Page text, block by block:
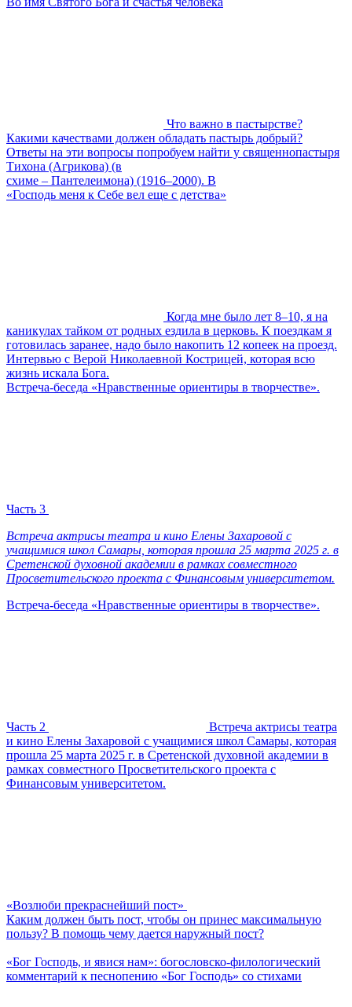
Что важно в пастырстве?
Какими качествами должен обладать пастырь добрый?
Ответы на эти вопросы попробуем найти у священнопастыря
Тихона (Агрикова) (в
схиме – Пантелеимона) (1916–2000). В
«Господь меня к Себе вел еще с детства»
Когда мне было лет 8–10, я на
каникулах тайком от родных ездила в церковь. К поездкам я
готовилась заранее, надо было накопить 12 копеек на проезд.
Интервью с Верой Николаевной Кострицей, которая всю
жизнь искала Бога.
Встреча-беседа «Нравственные ориентиры в творчестве».
Часть 3
Встреча актрисы театра и кино Елены Захаровой с
учащимися школ Самары, которая прошла 25 марта 2025 г. в
Сретенской духовной академии в рамках совместного
Просветительского проекта с Финансовым университетом.
Встреча-беседа «Нравственные ориентиры в творчестве».
Часть 2
Встреча актрисы театра
и кино Елены Захаровой с учащимися школ Самары, которая
прошла 25 марта 2025 г. в Сретенской духовной академии в
рамках совместного Просветительского проекта с
Финансовым университетом.
«Возлюби прекраснейший пост»
Каким должен быть пост, чтобы он принес максимальную
пользу? В помощь чему дается наружный пост?
«Бог Господь, и явися нам»: богословско-филологический
комментарий к песнопению «Бог Господь» со стихами